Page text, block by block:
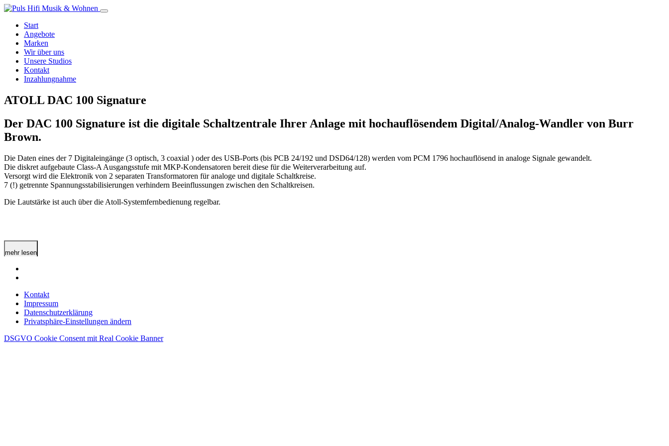
Start
Angebote
Marken
Wir über uns
Unsere Studios
Kontakt
Inzahlungnahme
ATOLL DAC 100 Signature
Der DAC 100 Signature ist die digitale Schaltzentrale Ihrer Anlage mit hochauflösendem Digital/Analog-Wandler von Burr
Brown.
Die Daten eines der 7 Digitaleingänge (3 optisch, 3 coaxial ) oder des USB-Ports (bis PCB 24/192 und DSD64/128) werden vom PCM 1796 hochauflösend in analoge Signale gewandelt.
Die diskret aufgebaute Class-A Ausgangsstufe mit MKP-Kondensatoren bereit diese für die Weiterverarbeitung auf.
Versorgt wird die Elektronik von 2 separaten Transformatoren für analoge und digitale Schaltkreise.
7 (!) getrennte Spannungsstabilisierungen verhindern Beeinflussungen zwischen den Schaltkreisen.
Die Lautstärke ist auch über die Atoll-Systemfernbedienung regelbar.
mehr lesen
Kontakt
Impressum
Datenschutzerklärung
Privatsphäre-Einstellungen ändern
DSGVO Cookie Consent mit Real Cookie Banner